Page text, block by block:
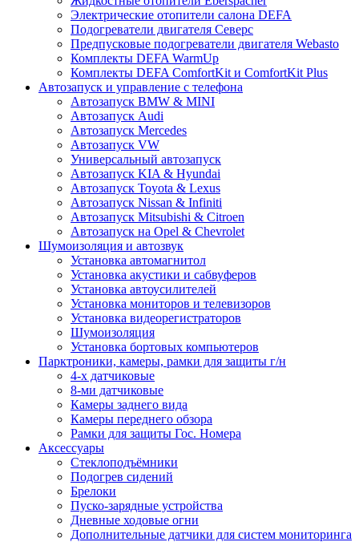
Электрические отопители салона DEFA
Подогреватели двигателя Северс
Предпусковые подогреватели двигателя Webasto
Комплекты DEFA WarmUp
Комплекты DEFA ComfortKit и ComfortKit Plus
Автозапуск и управление с телефона
Автозапуск BMW & MINI
Автозапуск Audi
Автозапуск Mercedes
Автозапуск VW
Универсальный автозапуск
Автозапуск KIA & Hyundai
Автозапуск Toyota & Lexus
Автозапуск Nissan & Infiniti
Автозапуск Mitsubishi & Citroen
Автозапуск на Opel & Chevrolet
Шумоизоляция и автозвук
Установка автомагнитол
Установка акустики и сабвуферов
Установка автоусилителей
Установка мониторов и телевизоров
Установка видеорегистраторов
Шумоизоляция
Установка бортовых компьютеров
Парктроники, камеры, рамки для защиты г/н
4-х датчиковые
8-ми датчиковые
Камеры заднего вида
Камеры переднего обзора
Рамки для защиты Гос. Номера
Аксессуары
Стеклоподъёмники
Подогрев сидений
Брелоки
Пуско-зарядные устройства
Дневные ходовые огни
Дополнительные датчики для систем мониторинга